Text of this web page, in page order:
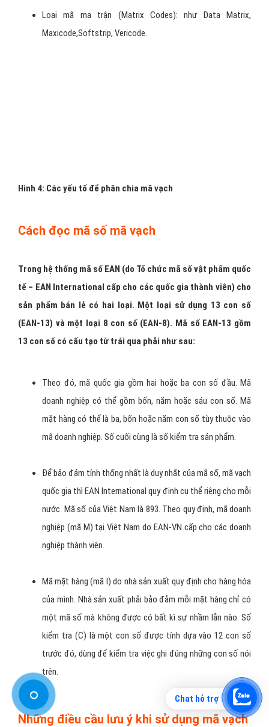
thể không cần đến CSDL bên trong máy vi tính.
Loại mã xếp chồng (Stacked Codes): như Code 16K, Code
Code 16K PDF-417 Code 49
(Với 2 “chồng” lưu trữ được 14 ký số) (18 digits cho 1 kích
thước rất nhỏ) (2 “chồng lưu được 15 digits)
Hình 4: Các yếu tố để phân chia mã vạch
Cách đọc mã số mã vạch
Trong hệ thống mã số EAN (do Tổ chức mã số vật phẩm quốc
tế – EAN International cấp cho các quốc gia thành viên) cho
Chat hỗ trợ